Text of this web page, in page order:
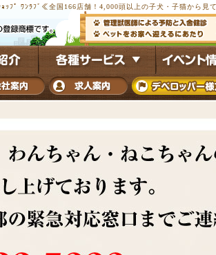
ｮｯﾌﾟ ﾜﾝﾗﾌﾞ≪全国166店舗！4,000頭以上の子犬・子猫から見